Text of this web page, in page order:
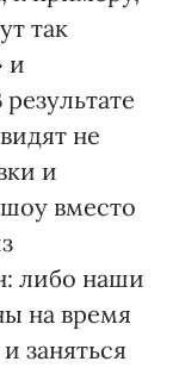
так
и
не
и
вместо
либо наши
на время
заняться